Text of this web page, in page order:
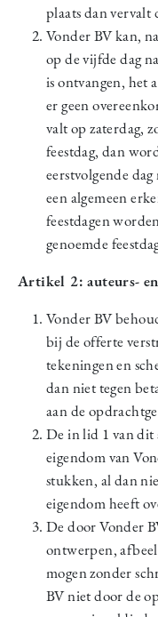
plaats dan vervalt
Vonder BV kan,
op de vijfde dag
is ontvangen, het
er geen
valt op zaterdag,
feestdag, dan
eerstvolgende
een algemeen
feestdagen
genoemde
Artikel 2: auteurs-
Vonder BV
bij de offerte
tekeningen en
dan niet tegen
aan de
De in lid 1 van dit
eigendom van
stukken, al dan
eigendom heeft
De door Vonder
ontwerpen,
mogen zonder
BV niet door de